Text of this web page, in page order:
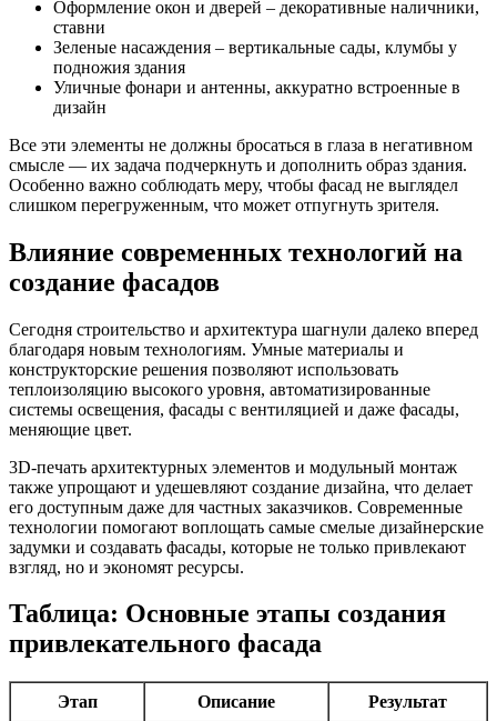
Оформление окон и дверей – декоративные наличники,
ставни
Зеленые насаждения – вертикальные сады, клумбы у
подножия здания
Уличные фонари и антенны, аккуратно встроенные в
дизайн
Все эти элементы не должны бросаться в глаза в негативном
смысле — их задача подчеркнуть и дополнить образ здания.
Особенно важно соблюдать меру, чтобы фасад не выглядел
слишком перегруженным, что может отпугнуть зрителя.
Влияние современных технологий на
создание фасадов
Сегодня строительство и архитектура шагнули далеко вперед
благодаря новым технологиям. Умные материалы и
конструкторские решения позволяют использовать
теплоизоляцию высокого уровня, автоматизированные
системы освещения, фасады с вентиляцией и даже фасады,
меняющие цвет.
3D-печать архитектурных элементов и модульный монтаж
также упрощают и удешевляют создание дизайна, что делает
его доступным даже для частных заказчиков. Современные
технологии помогают воплощать самые смелые дизайнерские
задумки и создавать фасады, которые не только привлекают
взгляд, но и экономят ресурсы.
Таблица: Основные этапы создания
привлекательного фасада
Этап Описание Результат